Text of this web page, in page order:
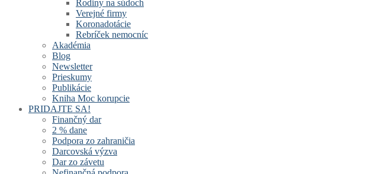
Rodiny na súdoch
Verejné firmy
Koronadotácie
Rebríček nemocníc
Akadémia
Blog
Newsletter
Prieskumy
Publikácie
Kniha Moc korupcie
PRIDAJTE SA!
Finančný dar
2 % dane
Podpora zo zahraničia
Darcovská výzva
Dar zo závetu